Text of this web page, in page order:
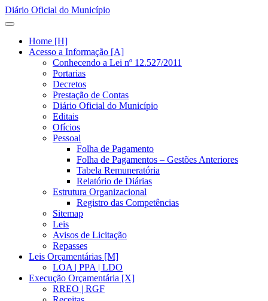
Diário Oficial do Município
Home [H]
Acesso a Informação [A]
Conhecendo a Lei nº 12.527/2011
Portarias
Decretos
Prestação de Contas
Diário Oficial do Município
Editais
Ofícios
Pessoal
Folha de Pagamento
Folha de Pagamentos – Gestões Anteriores
Tabela Remuneratória
Relatório de Diárias
Estrutura Organizacional
Registro das Competências
Sitemap
Leis
Avisos de Licitação
Repasses
Leis Orçamentárias [M]
LOA | PPA | LDO
Execução Orçamentária [X]
RREO | RGF